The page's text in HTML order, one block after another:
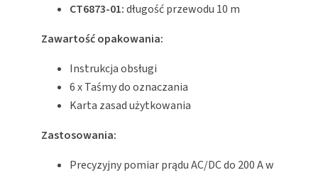
CT6873-01:długość przewodu 10 m
Zawartość opakowania:
Instrukcja obsługi
6 x Taśmy do oznaczania
Karta zasad użytkowania
Zastosowania:
Precyzyjny pomiar prądu AC/DC do 200 A w